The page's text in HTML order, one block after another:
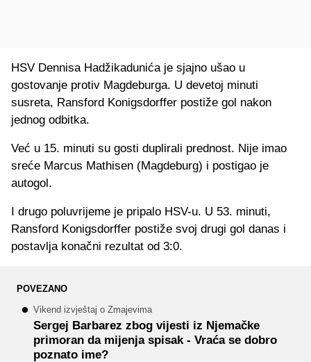
HSV Dennisa Hadžikadunića je sjajno ušao u
gostovanje protiv Magdeburga. U devetoj minuti
susreta, Ransford Konigsdorffer postiže gol nakon
jednog odbitka.
Već u 15. minuti su gosti duplirali prednost. Nije imao
sreće Marcus Mathisen (Magdeburg) i postigao je
autogol.
I drugo poluvrijeme je pripalo HSV-u. U 53. minuti,
Ransford Konigsdorffer postiže svoj drugi gol danas i
postavlja konačni rezultat od 3:0.
POVEZANO
Vikend izvještaj o Zmajevima
Sergej Barbarez zbog vijesti iz Njemačke
primoran da mijenja spisak - Vraća se dobro
poznato ime?